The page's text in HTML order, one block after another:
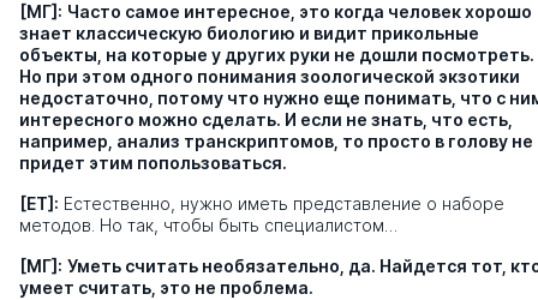
[МГ]: Часто самое интересное, это когда человек хорошо
знает классическую биологию и видит прикольные
объекты, на которые у других руки не дошли посмотреть.
Но при этом одного понимания зоологической экзотики
недостаточно, потому что нужно еще понимать, что с
интересного можно сделать. И если не знать, что есть,
например, анализ транскриптомов, то просто в голову не
придет этим попользоваться.
[ЕТ]: Естественно, нужно иметь представление о наборе
методов. Но так, чтобы быть специалистом…
[МГ]: Уметь считать необязательно, да. Найдется тот,
умеет считать, это не проблема.